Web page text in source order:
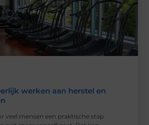
werken aan herstel en
veel mensen een praktische stap